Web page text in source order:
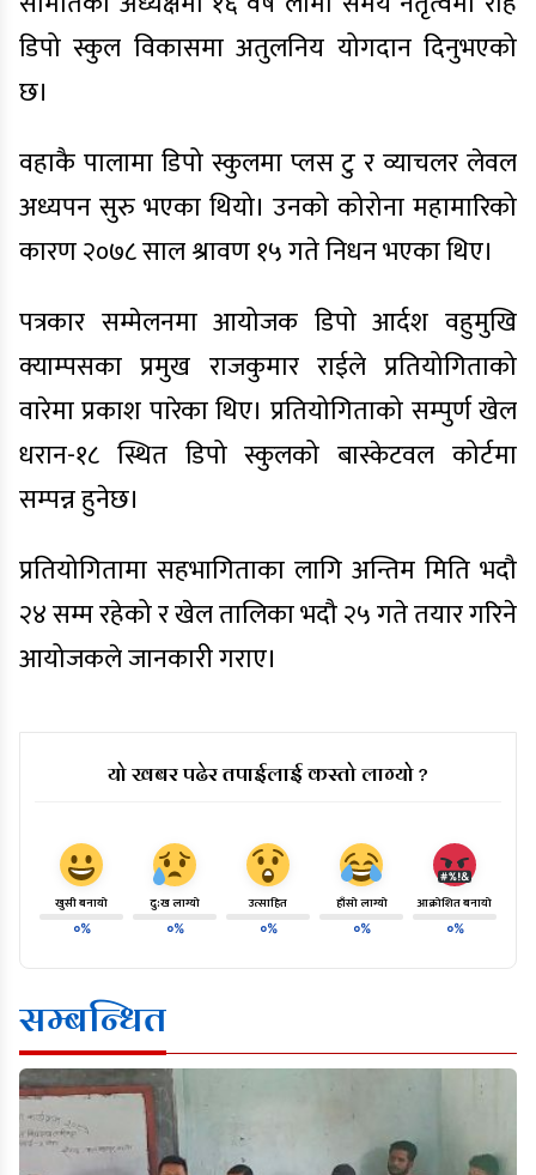
डिपो स्कुल विकासमा अतुलनिय योगदान दिनुभएको
छ।
वहाकै पालामा डिपो स्कुलमा प्लस टु र व्याचलर लेवल
अध्यपन सुरु भएका थियो। उनको कोरोना महामारिको
कारण २०७८ साल श्रावण १५ गते निधन भएका थिए।
पत्रकार सम्मेलनमा आयोजक डिपो आर्दश वहुमुखि
क्याम्पसका प्रमुख राजकुमार राईले प्रतियोगिताको
वारेमा प्रकाश पारेका थिए। प्रतियोगिताको सम्पुर्ण खेल
धरान-१८ स्थित डिपो स्कुलको बास्केटवल कोर्टमा
सम्पन्न हुनेछ।
प्रतियोगितामा सहभागिताका लागि अन्तिम मिति भदौ
२४ सम्म रहेको र खेल तालिका भदौ २५ गते तयार गरिने
आयोजकले जानकारी गराए।
यो खबर पढेर तपाईलाई कस्तो लाग्यो ?
खुसी बनायो
०%
दु:ख लाग्यो
०%
उत्साहित
०%
हाँसो लाग्यो
०%
आक्रोशित बनायो
०%
सम्बन्धित